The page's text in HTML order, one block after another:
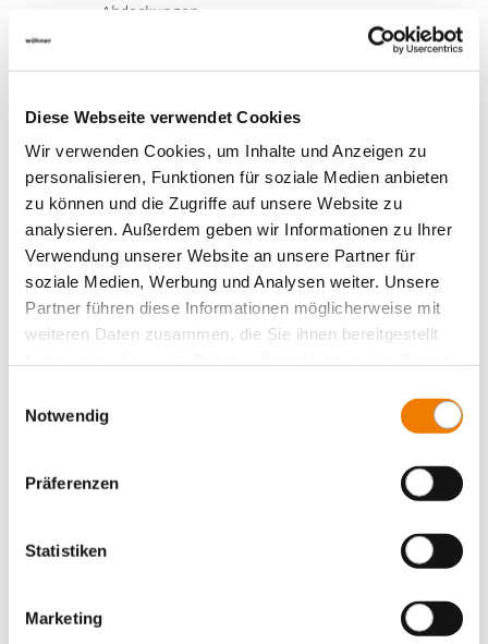
Diese Webseite verwendet Cookies
Wir verwenden Cookies, um Inhalte und Anzeigen zu
personalisieren, Funktionen für soziale Medien anbieten
zu können und die Zugriffe auf unsere Website zu
analysieren. Außerdem geben wir Informationen zu Ihrer
Verwendung unserer Website an unsere Partner für
soziale Medien, Werbung und Analysen weiter. Unsere
Partner führen diese Informationen möglicherweise mit
weiteren Daten zusammen, die Sie ihnen bereitgestellt
Notwendig
Präferenzen
Statistiken
Marketing
Abdeckungen
System 60Classic, 4-polig
System 60Classic, 5-polig
System 185Power
Zentraleinspeisung
Panel Sicherungshalter
Panel Schaltgeräte
Zubehör